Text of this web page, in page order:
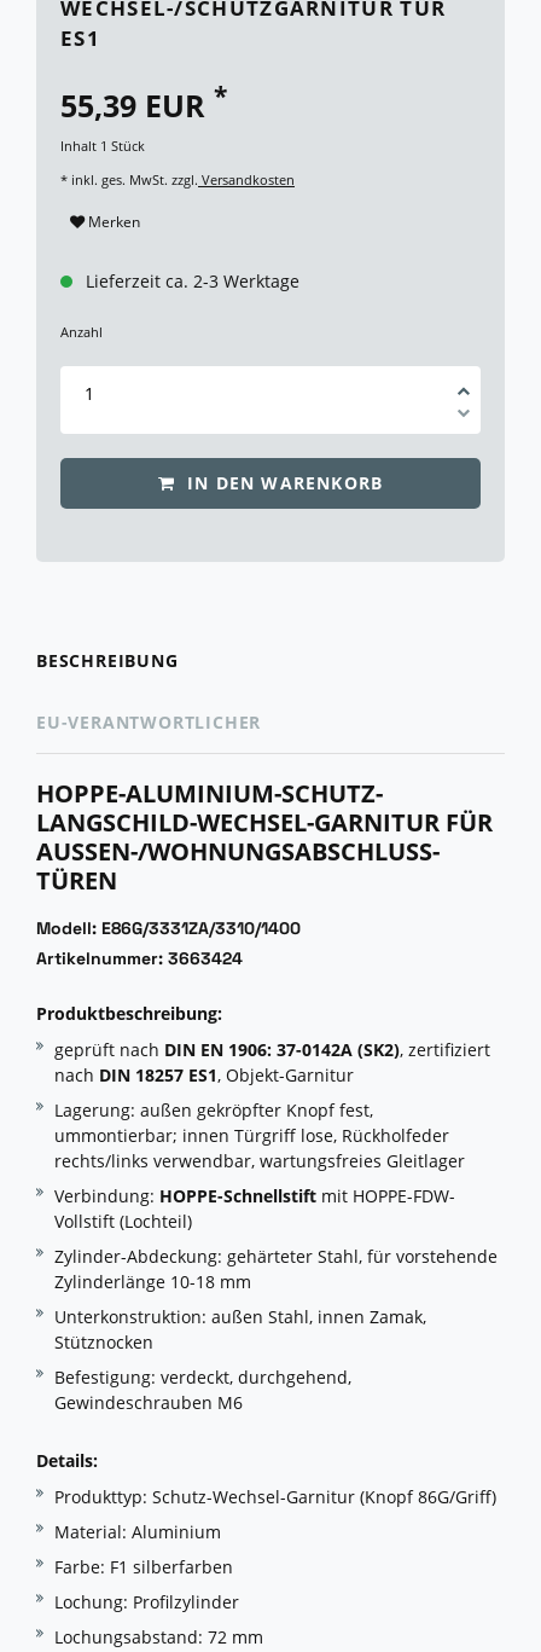
WECHSEL-/SCHUTZGARNITUR TÜR
ES1
55,39 EUR *
Inhalt 1 Stück
* inkl. ges. MwSt. zzgl. Versandkosten
Merken
Lieferzeit ca. 2-3 Werktage
Anzahl
IN DEN WARENKORB
BESCHREIBUNG
EU-VERANTWORTLICHER
HOPPE-ALUMINIUM-SCHUTZ-
LANGSCHILD-WECHSEL-GARNITUR FÜR
AUSSEN-/WOHNUNGSABSCHLUSS-T
ÜREN
Modell: E86G/3331ZA/3310/1400
Artikelnummer: 3663424
Produktbeschreibung:
geprüft nach DIN EN 1906: 37-0142A (SK2), zertifiziert
nach DIN 18257 ES1, Objekt-Garnitur
Lagerung: außen gekröpfter Knopf fest,
ummontierbar; innen Türgriff lose, Rückholfeder
rechts/links verwendbar, wartungsfreies Gleitlager
Verbindung: HOPPE-Schnellstift mit HOPPE-FDW-
Vollstift (Lochteil)
Zylinder-Abdeckung: gehärteter Stahl, für vorstehende
Zylinderlänge 10-18 mm
Unterkonstruktion: außen Stahl, innen Zamak,
Stütznocken
Befestigung: verdeckt, durchgehend,
Gewindeschrauben M6
Details:
Produkttyp: Schutz-Wechsel-Garnitur (Knopf 86G/Griff)
Material: Aluminium
Farbe: F1 silberfarben
Lochung: Profilzylinder
Lochungsabstand: 72 mm